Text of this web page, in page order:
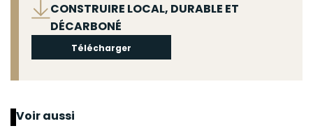
CONSTRUIRE LOCAL, DURABLE ET
DÉCARBONÉ
Télécharger
Voir aussi